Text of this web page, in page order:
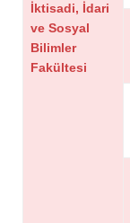
İktisadi, İdari
ve Sosyal
Bilimler
Fakültesi